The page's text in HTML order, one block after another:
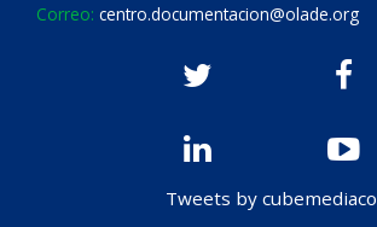
Correo: centro.documentacion@olade.org
Tweets by cubemediaco